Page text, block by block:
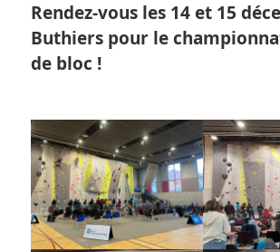
Rendez-vous les 14 et 15
Buthiers pour le
de bloc !